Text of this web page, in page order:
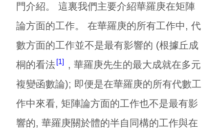
門介紹。 這裏我們主要介紹華羅庚在矩陣
論方面的工作。 在華羅庚的所有工作中, 代
數方面的工作並不是最有影響的 (根據丘成
桐的看法 1
, 華羅庚先生的最大成就在多元
複變函數論); 即便是在華羅庚的所有代數工
作中來看, 矩陣論方面的工作也不是最有影
響的, 華羅庚關於體的半自同構的工作與在